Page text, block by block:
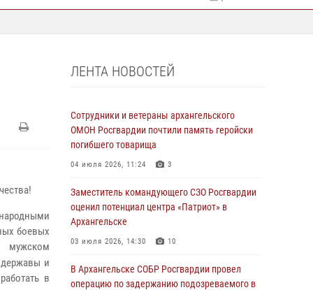
боевых
и
в
ЛЕНТА НОВОСТЕЙ
Сотрудники и ветераны архангельского
ОМОН Росгвардии почтили память геройски
погибшего товарища
04 июля 2026, 11:24 3
Заместитель командующего СЗО Росгвардии
оценил потенциал центра «Патриот» в
Архангельске
03 июля 2026, 14:30 10
В Архангельске СОБР Росгвардии провел
операцию по задержанию подозреваемого в